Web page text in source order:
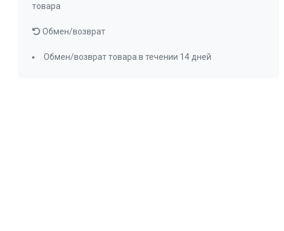
товара
Обмен/возврат
Обмен/возврат товара в течении 14 дней